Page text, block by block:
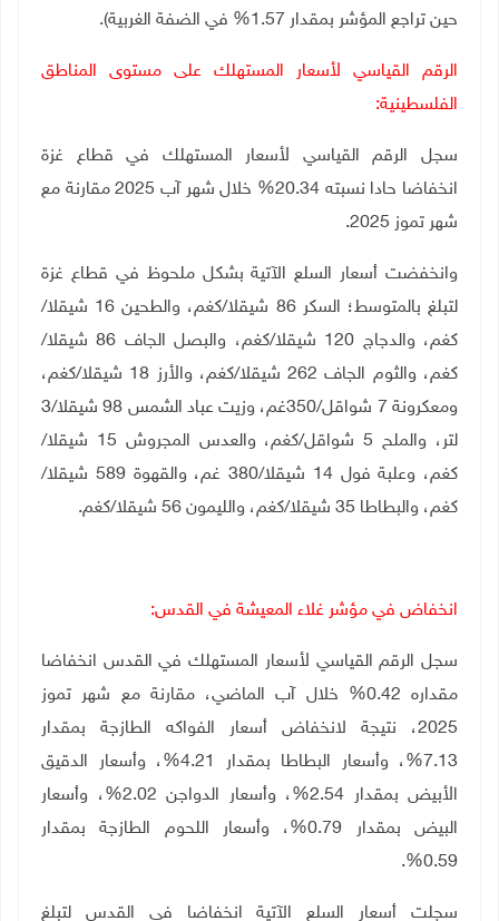
حين تراجع المؤشر بمقدار 1.57% في الضفة الغربية).
الرقم القياسي لأسعار المستهلك على مستوى المناطق
الفلسطينية:
سجل الرقم القياسي لأسعار المستهلك في قطاع غزة
انخفاضا حادا نسبته 20.34% خلال شهر آب 2025 مقارنة مع
شهر تموز 2025.
وانخفضت أسعار السلع الآتية بشكل ملحوظ في قطاع غزة
لتبلغ بالمتوسط؛ السكر 86
شيقلا/كغم، والطحين 16 شيقلا/
كغم، والدجاج 120 شيقلا/كغم، والبصل الجاف 86 شيقلا/
كغم، والثوم الجاف 262 شيقلا/كغم، والأرز 18 شيقلا/كغم،
ومعكرونة 7 شواقل/350غم، وزيت عباد الشمس 98 شيقلا/3
لتر، والملح 5 شواقل/كغم، والعدس المجروش 15 شيقلا/
كغم، وعلبة فول 14 شيقلا/380 غم، والقهوة 589 شيقلا/
كغم، والبطاطا 35 شيقلا/كغم، والليمون 56 شيقلا/كغم.
انخفاض في مؤشر غلاء المعيشة في القدس:
سجل الرقم القياسي لأسعار المستهلك في القدس انخفاضا
مقداره 0.42% خلال آب الماضي، مقارنة مع شهر تموز
2025، نتيجة لانخفاض أسعار الفواكه الطازجة بمقدار
7.13%، وأسعار البطاطا بمقدار 4.21%، وأسعار الدقيق
الأبيض بمقدار 2.54%، وأسعار الدواجن 2.02%، وأسعار
البيض بمقدار 0.79%، وأسعار اللحوم الطازجة بمقدار
0.59%.
سجلت أسعار السلع الآتية انخفاضا في القدس لتبلغ